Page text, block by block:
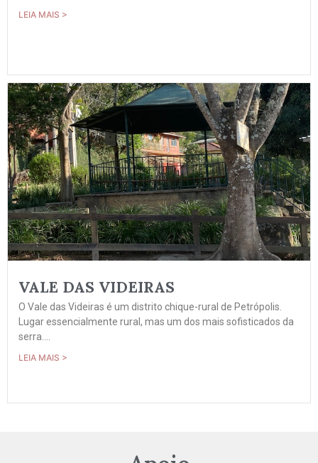
LEIA MAIS >
VALE DAS VIDEIRAS
O Vale das Videiras é um distrito chique-rural de Petrópolis.
Lugar essencialmente rural, mas um dos mais sofisticados da
serra....
LEIA MAIS >